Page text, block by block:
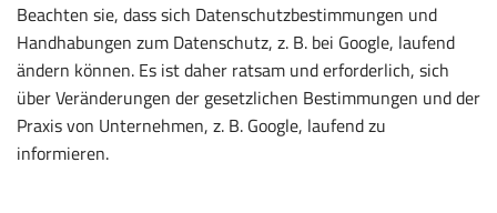
Beachten sie, dass sich Datenschutzbestimmungen und
Handhabungen zum Datenschutz, z. B. bei Google, laufend
ändern können. Es ist daher ratsam und erforderlich, sich
über Veränderungen der gesetzlichen Bestimmungen und der
Praxis von Unternehmen, z. B. Google, laufend zu
informieren.